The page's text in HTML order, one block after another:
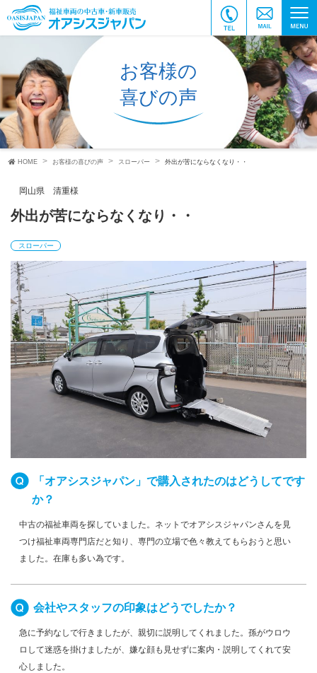
お客様の
喜びの声
HOME お客様の喜びの声 スローパー 外出が苦にならなくなり・・
岡山県 清重様
外出が苦にならなくなり・・
スローパー
「オアシスジャパン」で購入されたのはどうしてです
か？
中古の福祉車両を探していました。ネットでオアシスジャパンさんを見
つけ福祉車両専門店だと知り、専門の立場で色々教えてもらおうと思い
ました。在庫も多い為です。
会社やスタッフの印象はどうでしたか？
急に予約なしで行きましたが、親切に説明してくれました。孫がウロウ
ロして迷惑を掛けましたが、嫌な顔も見せずに案内・説明してくれて安
心しました。